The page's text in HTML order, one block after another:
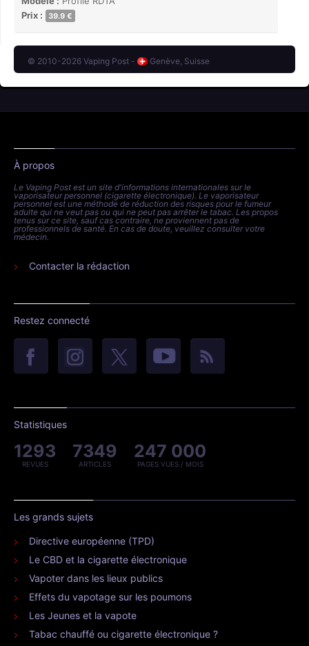
Prix :
39.9 €
© 2010-2026 Vaping Post - Genève, Suisse
À propos
Le Vaping Post est un site d'informations internationales sur le
vaporisateur personnel (cigarette électronique). Le vaporisateur
personnel est une méthode de réduction des risques pour le fumeur
adulte qui ne veut pas ou qui ne peut pas arrêter le tabac. Les propos
tenus sur ce site, sauf cas contraire, ne proviennent pas de
professionnels de santé. En cas de doute, veuillez consulter votre
médecin.
Contacter la rédaction
Restez connecté
Statistiques
1293
REVUES
7349
ARTICLES
247 000
PAGES VUES / MOIS
Les grands sujets
Directive européenne (TPD)
Le CBD et la cigarette électronique
Vapoter dans les lieux publics
Effets du vapotage sur les poumons
Les Jeunes et la vapote
Tabac chauffé ou cigarette électronique ?